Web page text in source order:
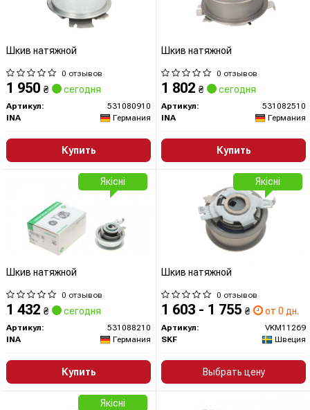
Шкив натяжной
0 отзывов
1 950 ₴ сегодня
Артикул:
531080910
INA
Германия
Купить
Шкив натяжной
0 отзывов
1 802 ₴ сегодня
Артикул:
531082510
INA
Германия
Купить
Шкив натяжной
0 отзывов
1 432 ₴ сегодня
Артикул:
531088210
INA
Германия
Купить
Якісні
Шкив натяжной
0 отзывов
1 603 - 1 755 ₴ от 0 дн.
Артикул:
VKM11269
SKF
Швеция
Выбрать цену
Якісні
Якісні